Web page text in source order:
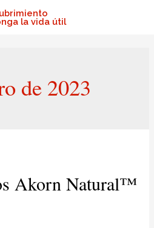
de 2023
Akorn Natural™